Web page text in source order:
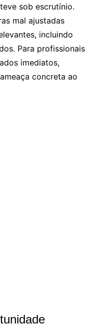
sob escrutínio.
mal ajustadas
incluindo
Para profissionais
imediatos,
concreta ao